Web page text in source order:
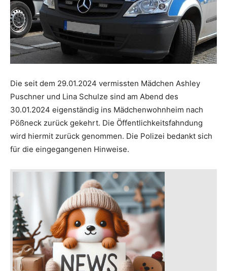
Die seit dem 29.01.2024 vermissten Mädchen Ashley
Puschner und Lina Schulze sind am Abend des
30.01.2024 eigenständig ins Mädchenwohnheim nach
Pößneck zurück gekehrt. Die Öffentlichkeitsfahndung
wird hiermit zurück genommen. Die Polizei bedankt sich
für die eingegangenen Hinweise.